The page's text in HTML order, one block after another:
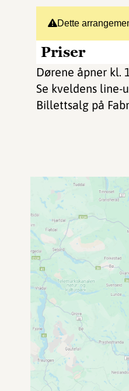
Dette
Priser
Dørene åpner kl.
Se kveldens line-
Billettsalg på